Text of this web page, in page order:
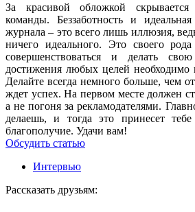
За красивой обложкой
команды. Беззаботность и
журнала – это всего лишь иллюзия,
ничего идеального. Это своего
совершенствоваться и делать
достижения любых целей необходимо
Делайте всегда немного больше, чем
ждет успех. На первом месте должен
а не погоня за рекламодателями.
делаешь, и тогда это принесет
благополучие. Удачи вам!
Обсудить статью
Интервью
Рассказать друзьям: